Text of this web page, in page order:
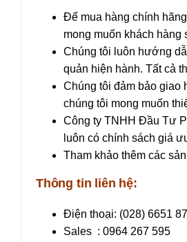
Để mua hàng chính
mong muốn khách
Chúng tôi luôn hướng
quản hiện hành. Tất cả
Chúng tôi đảm bảo giao
chúng tôi mong muốn
Công ty TNHH Đầu Tư
luôn có chính sách giá
Tham khảo thêm các
Thông tin liên hệ:
Điện thoại: (028) 6651
Sales : 0964 267 595